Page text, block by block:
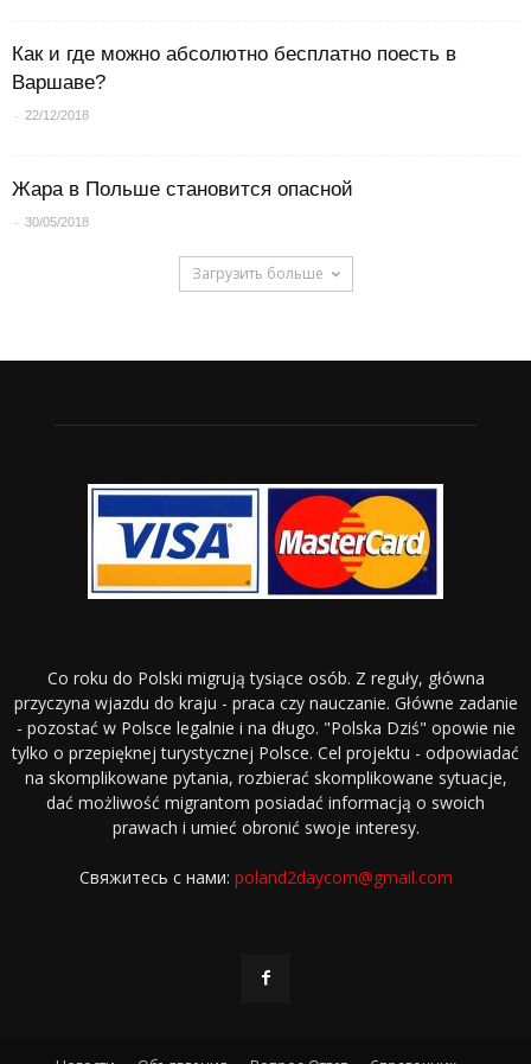
Как и где можно абсолютно бесплатно поесть в
Варшаве?
- 22/12/2018
Жара в Польше становится опасной
- 30/05/2018
Загрузить больше
Co roku do Polski migrują tysiące osób. Z reguły, główna
przyczyna wjazdu do kraju - praca czy nauczanie. Główne zadanie
- pozostać w Polsce legalnie i na długo. "Polska Dziś" opowie nie
tylko o przepięknej turystycznej Polsce. Cel projektu - odpowiadać
na skomplikowane pytania, rozbierać skomplikowane sytuacje,
dać możliwość migrantom posiadać informacją o swoich
prawach i umieć obronić swoje interesy.
Свяжитесь с нами: poland2daycom@gmail.com